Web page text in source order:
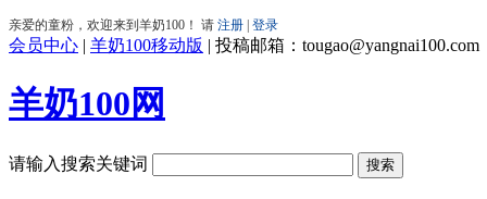
会员中心 | 羊奶100移动版 | 投稿邮箱：tougao@yangnai100.com
羊奶100网
请输入搜索关键词